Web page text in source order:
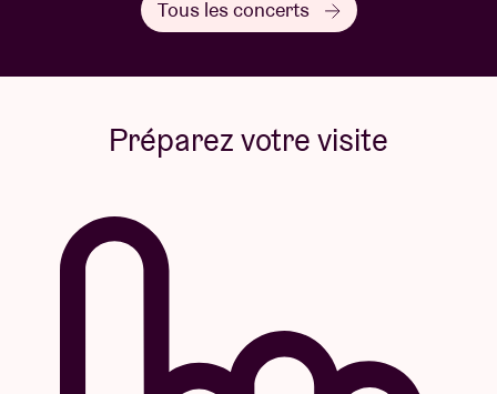
Tous les concerts
Préparez votre visite